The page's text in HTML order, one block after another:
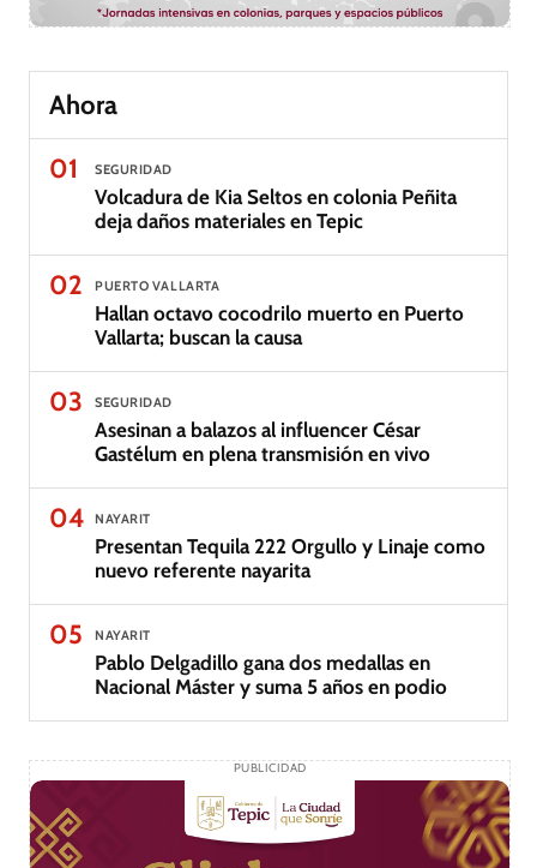
Ahora
01
SEGURIDAD
Volcadura de Kia Seltos en colonia Peñita
deja daños materiales en Tepic
02 PUERTO VALLARTA
Hallan octavo cocodrilo muerto en Puerto
Vallarta; buscan la causa
03 SEGURIDAD
Asesinan a balazos al influencer César
Gastélum en plena transmisión en vivo
04 NAYARIT
Presentan Tequila 222 Orgullo y Linaje como
nuevo referente nayarita
05 NAYARIT
Pablo Delgadillo gana dos medallas en
Nacional Máster y suma 5 años en podio
PUBLICIDAD